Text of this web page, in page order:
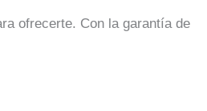
ofrecerte. Con la garantía de